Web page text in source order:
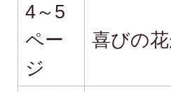
4～5
ペー
ジ
喜びの